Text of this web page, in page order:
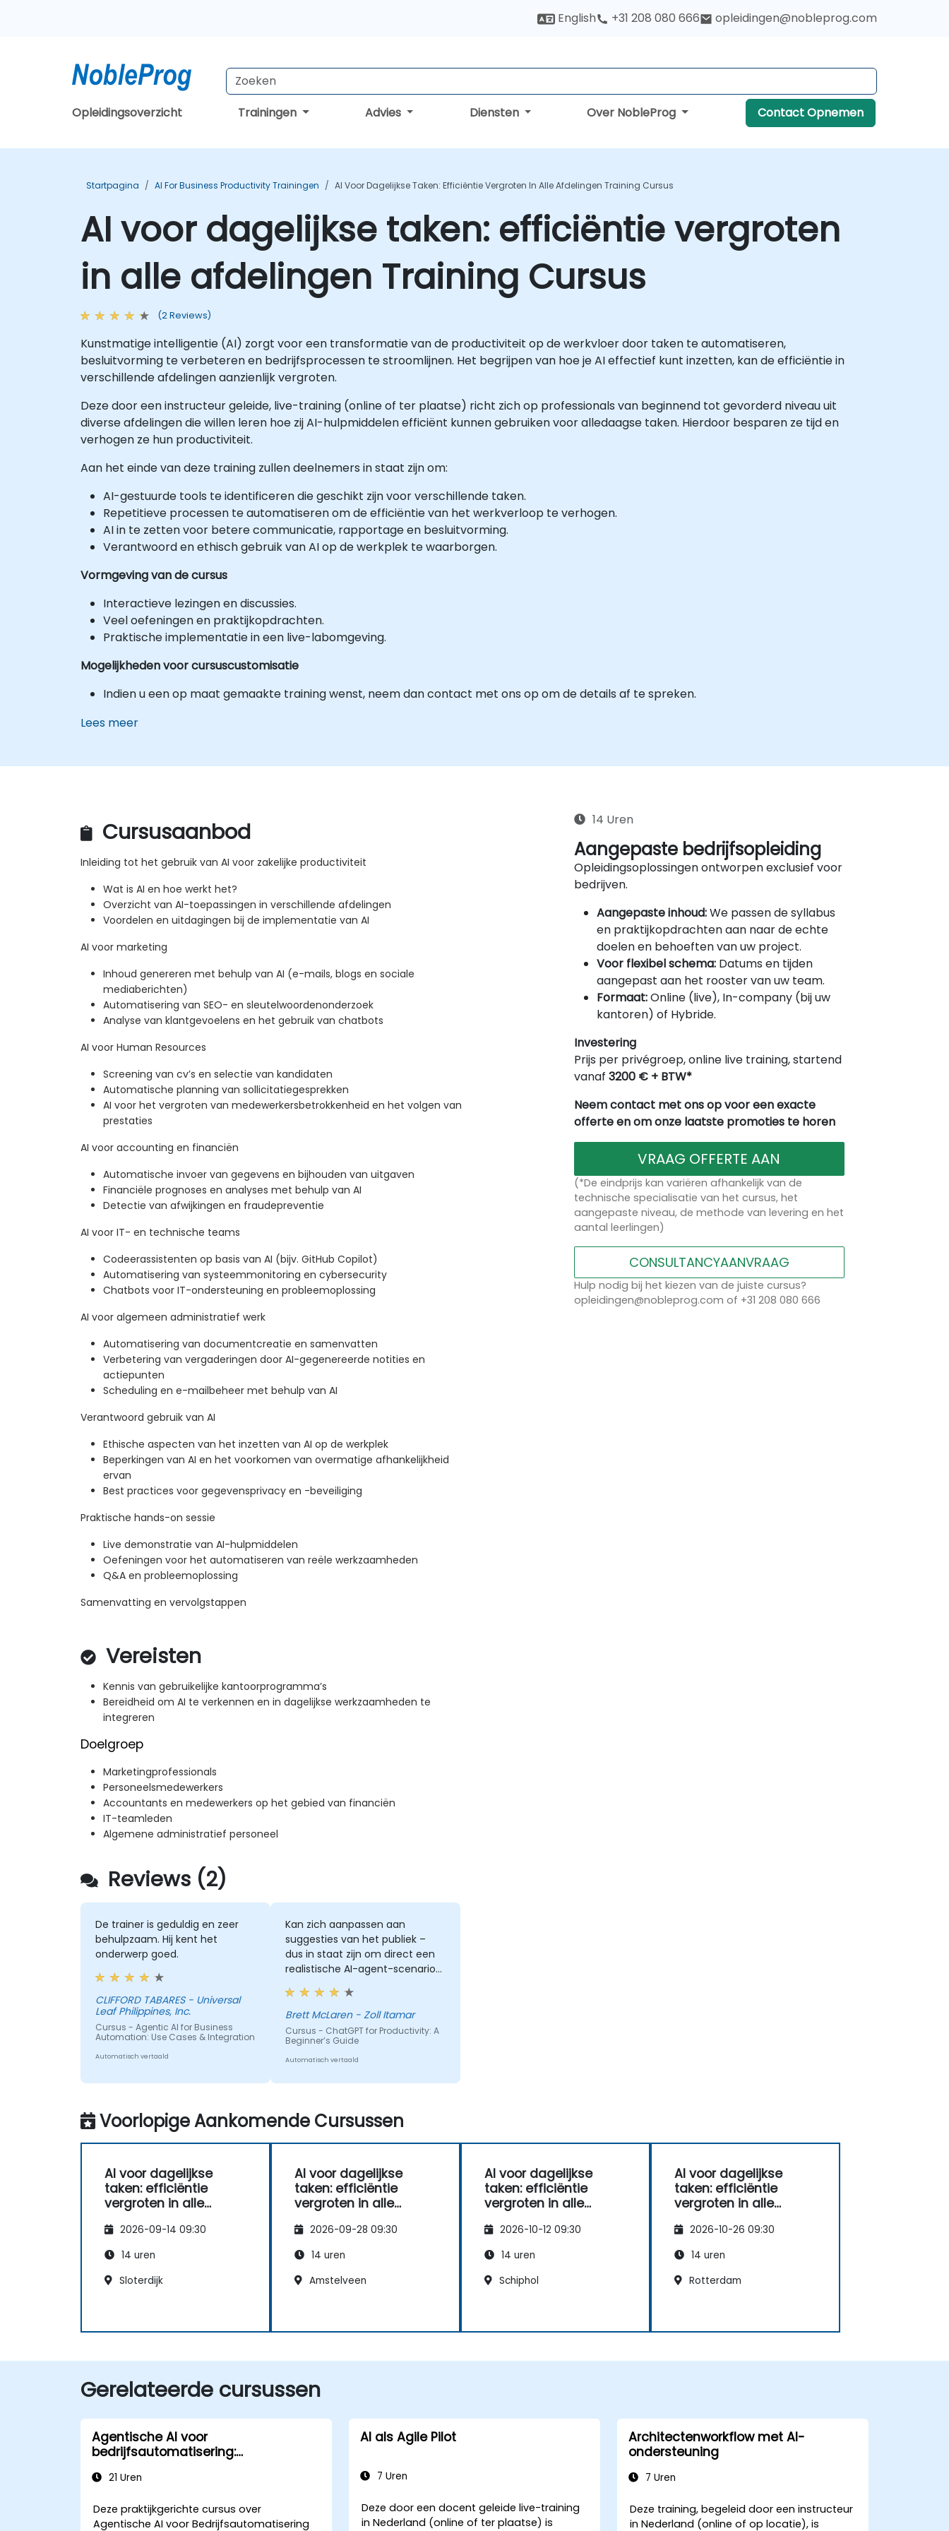
English +31 208 080 666 opleidingen@nobleprog.com
Opleidingsoverzicht Trainingen Advies Diensten Over NobleProg Contact Opnemen
Startpagina AI For Business Productivity Trainingen AI Voor Dagelijkse Taken: Efficiëntie Vergroten In Alle Afdelingen Training Cursus
AI voor dagelijkse taken: efficiëntie vergroten
in alle afdelingen Training Cursus
(2 Reviews)
Kunstmatige intelligentie (AI) zorgt voor een transformatie van de productiviteit op de werkvloer door taken te automatiseren,
besluitvorming te verbeteren en bedrijfsprocessen te stroomlijnen. Het begrijpen van hoe je AI effectief kunt inzetten, kan de efficiëntie in
verschillende afdelingen aanzienlijk vergroten.
Deze door een instructeur geleide, live-training (online of ter plaatse) richt zich op professionals van beginnend tot gevorderd niveau uit
diverse afdelingen die willen leren hoe zij AI-hulpmiddelen efficiënt kunnen gebruiken voor alledaagse taken. Hierdoor besparen ze tijd en
verhogen ze hun productiviteit.
Aan het einde van deze training zullen deelnemers in staat zijn om:
AI-gestuurde tools te identificeren die geschikt zijn voor verschillende taken.
Repetitieve processen te automatiseren om de efficiëntie van het werkverloop te verhogen.
AI in te zetten voor betere communicatie, rapportage en besluitvorming.
Verantwoord en ethisch gebruik van AI op de werkplek te waarborgen.
Vormgeving van de cursus
Interactieve lezingen en discussies.
Veel oefeningen en praktijkopdrachten.
Praktische implementatie in een live-labomgeving.
Mogelijkheden voor cursuscustomisatie
Indien u een op maat gemaakte training wenst, neem dan contact met ons op om de details af te spreken.
Lees meer
Cursusaanbod
Inleiding tot het gebruik van AI voor zakelijke productiviteit
Wat is AI en hoe werkt het?
Overzicht van AI-toepassingen in verschillende afdelingen
Voordelen en uitdagingen bij de implementatie van AI
AI voor marketing
Inhoud genereren met behulp van AI (e-mails, blogs en sociale
mediaberichten)
Automatisering van SEO- en sleutelwoordenonderzoek
Analyse van klantgevoelens en het gebruik van chatbots
AI voor Human Resources
Screening van cv’s en selectie van kandidaten
Automatische planning van sollicitatiegesprekken
AI voor het vergroten van medewerkersbetrokkenheid en het volgen van
prestaties
AI voor accounting en financiën
Automatische invoer van gegevens en bijhouden van uitgaven
Financiële prognoses en analyses met behulp van AI
Detectie van afwijkingen en fraudepreventie
AI voor IT- en technische teams
Codeerassistenten op basis van AI (bijv. GitHub Copilot)
Automatisering van systeemmonitoring en cybersecurity
Chatbots voor IT-ondersteuning en probleemoplossing
AI voor algemeen administratief werk
Automatisering van documentcreatie en samenvatten
Verbetering van vergaderingen door AI-gegenereerde notities en
actiepunten
Scheduling en e-mailbeheer met behulp van AI
Verantwoord gebruik van AI
Ethische aspecten van het inzetten van AI op de werkplek
Beperkingen van AI en het voorkomen van overmatige afhankelijkheid
ervan
Best practices voor gegevensprivacy en -beveiliging
Praktische hands-on sessie
Live demonstratie van AI-hulpmiddelen
Oefeningen voor het automatiseren van reële werkzaamheden
Q&A en probleemoplossing
Samenvatting en vervolgstappen
Vereisten
Kennis van gebruikelijke kantoorprogramma’s
Bereidheid om AI te verkennen en in dagelijkse werkzaamheden te
integreren
Doelgroep
Marketingprofessionals
Personeelsmedewerkers
Accountants en medewerkers op het gebied van financiën
IT-teamleden
Algemene administratief personeel
14 Uren
Aangepaste bedrijfsopleiding
Opleidingsoplossingen ontworpen exclusief voor
bedrijven.
Aangepaste inhoud:We passen de syllabus
en praktijkopdrachten aan naar de echte
doelen en behoeften van uw project.
Voor flexibel schema:Datums en tijden
aangepast aan het rooster van uw team.
Formaat:Online (live), In-company (bij uw
kantoren) of Hybride.
Investering
Prijs per privégroep, online live training, startend
vanaf 3200 € + BTW*
Neem contact met ons op voor een exacte
offerte en om onze laatste promoties te horen
VRAAG OFFERTE AAN
(*De eindprijs kan variëren afhankelijk van de
technische specialisatie van het cursus, het
aangepaste niveau, de methode van levering en het
aantal leerlingen)
CONSULTANCYAANVRAAG
Hulp nodig bij het kiezen van de juiste cursus?
opleidingen@nobleprog.com of +31 208 080 666
Reviews (2)
De trainer is geduldig en zeer
behulpzaam. Hij kent het
onderwerp goed.
CLIFFORD TABARES - Universal
Leaf Philippines, Inc.
Cursus - Agentic AI for Business
Automation: Use Cases & Integration
Automatisch vertaald
Kan zich aanpassen aan
suggesties van het publiek –
dus in staat zijn om direct een
realistische AI-agent-scenario
te creëren.
Brett McLaren - Zoll Itamar
Cursus - ChatGPT for Productivity: A
Beginner’s Guide
Automatisch vertaald
Voorlopige Aankomende Cursussen
AI voor dagelijkse
taken: efficiëntie
vergroten in alle
2026-09-14 09:30
14 uren
Sloterdijk
AI voor dagelijkse
taken: efficiëntie
vergroten in alle
2026-09-28 09:30
14 uren
Amstelveen
AI voor dagelijkse
taken: efficiëntie
vergroten in alle
2026-10-12 09:30
14 uren
Schiphol
AI voor dagelijkse
taken: efficiëntie
vergroten in alle
2026-10-26 09:30
14 uren
Rotterdam
Gerelateerde cursussen
Agentische AI voor
bedrijfsautomatisering:
21 Uren
Deze praktijkgerichte cursus over
Agentische AI voor Bedrijfsautomatisering
AI als Agile Pilot
7 Uren
Deze door een docent geleide live-training
in Nederland (online of ter plaatse) is
Architectenworkflow met AI-
ondersteuning
7 Uren
Deze training, begeleid door een instructeur
in Nederland (online of op locatie), is